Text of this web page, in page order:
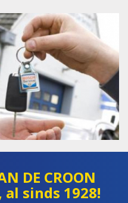
DE CROON
sinds 1928!